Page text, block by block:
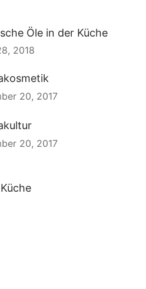
Öle in der Küche
2018
20, 2017
20, 2017